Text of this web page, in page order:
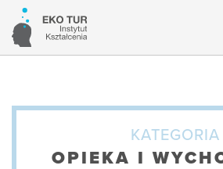
OPIEKA I
KATEGORIA